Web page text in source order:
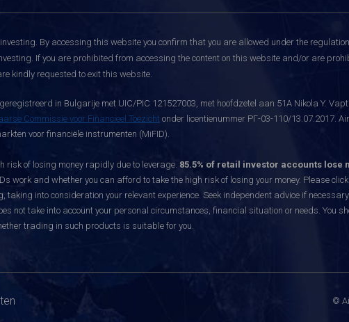
By accessing this website you confirm that you are allowed under the
If you are prohibited from accessing the content on this website and/or are
kindly requested to exit this website.
in Bulgarije met UIC/PIC 121527003, met hoofdzetel aan 51A Nikola Y.
Commissie voor Financieel Toezicht onder licentienummer РГ-03-110/13.07.2017.
voor financiële instrumenten (MiFID).
risk of losing money rapidly due to leverage. 85.5% of retail investor accounts lose
work and whether you can afford to take the high risk of losing your money. Please click
into consideration your relevant experience. Seek independent advice if
not take into account your personal circumstances, financial situation or needs. You
trading in such products is suitable for you.
©